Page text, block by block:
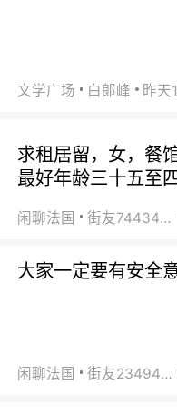
文学广场 白郞峰 昨天
求租居留，女，餐
最好年龄三十五至
闲聊法国 街友74434350
大家一定要有安全意
闲聊法国 街友23494008